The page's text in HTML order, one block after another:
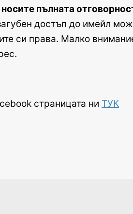
носите пълната
достъп до имейл
си права. Малко
страницата ни ТУК